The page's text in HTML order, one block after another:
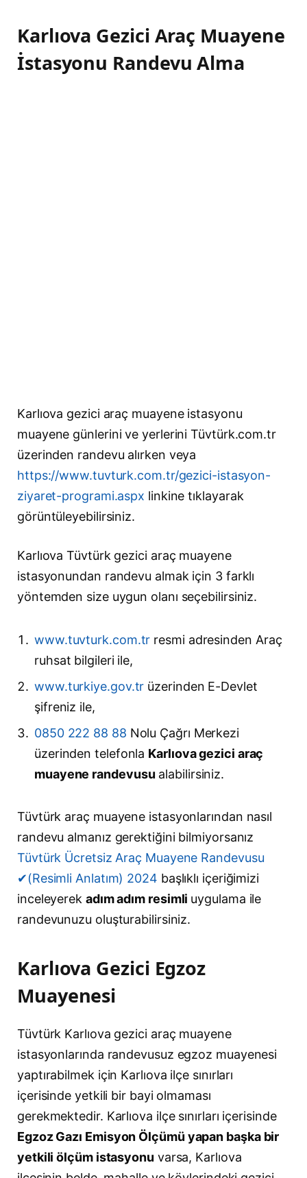
Karlıova Gezici Araç Muayene
İstasyonu Randevu Alma
Karlıova gezici araç muayene istasyonu
muayene günlerini ve yerlerini Tüvtürk.com.tr
üzerinden randevu alırken veya
https://www.tuvturk.com.tr/gezici-istasyon-
ziyaret-programi.aspx linkine tıklayarak
görüntüleyebilirsiniz.
Karlıova Tüvtürk gezici araç muayene
istasyonundan randevu almak için 3 farklı
yöntemden size uygun olanı seçebilirsiniz.
www.tuvturk.com.tr resmi adresinden Araç
ruhsat bilgileri ile,
www.turkiye.gov.tr üzerinden E-Devlet
şifreniz ile,
0850 222 88 88 Nolu Çağrı Merkezi
üzerinden telefonla Karlıova gezici araç
muayene randevusu alabilirsiniz.
Tüvtürk araç muayene istasyonlarından nasıl
randevu almanız gerektiğini bilmiyorsanız
Tüvtürk Ücretsiz Araç Muayene Randevusu
✔(Resimli Anlatım) 2024 başlıklı içeriğimizi
inceleyerek adım adım resimli uygulama ile
randevunuzu oluşturabilirsiniz.
Karlıova Gezici Egzoz
Muayenesi
Tüvtürk Karlıova gezici araç muayene
istasyonlarında randevusuz egzoz muayenesi
yaptırabilmek için Karlıova ilçe sınırları
içerisinde yetkili bir bayi olmaması
gerekmektedir. Karlıova ilçe sınırları içerisinde
Egzoz Gazı Emisyon Ölçümü yapan başka bir
yetkili ölçüm istasyonu varsa, Karlıova